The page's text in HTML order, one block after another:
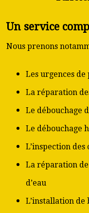
Un service
Nous prenons
Les urgences
La réparation
Le débouchage
Le débouchage
L’inspection
La réparation
d’eau
L’installation de